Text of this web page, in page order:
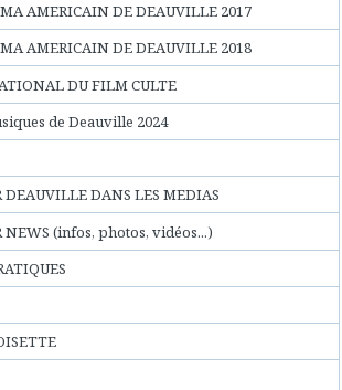
AMERICAIN DE DEAUVILLE 2017
AMERICAIN DE DEAUVILLE 2018
DU FILM CULTE
de Deauville 2024
DANS LES MEDIAS
NEWS (infos, photos, vidéos...)